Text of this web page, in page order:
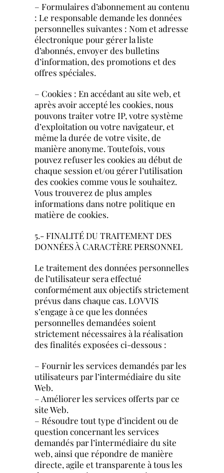
– Formulaires d’abonnement au contenu
: Le responsable demande les données
personnelles suivantes : Nom et adresse
électronique pour gérer la liste
d’abonnés, envoyer des bulletins
d’information, des promotions et des
offres spéciales.
– Cookies : En accédant au site web, et
après avoir accepté les cookies, nous
pouvons traiter votre IP, votre système
d’exploitation ou votre navigateur, et
même la durée de votre visite, de
manière anonyme. Toutefois, vous
pouvez refuser les cookies au début de
chaque session et/ou gérer l’utilisation
des cookies comme vous le souhaitez.
Vous trouverez de plus amples
informations dans notre politique en
matière de cookies.
5.- FINALITÉ DU TRAITEMENT DES
DONNÉES À CARACTÈRE PERSONNEL
Le traitement des données personnelles
de l’utilisateur sera effectué
conformément aux objectifs strictement
prévus dans chaque cas. LOVVIS
s’engage à ce que les données
personnelles demandées soient
strictement nécessaires à la réalisation
des finalités exposées ci-dessous :
– Fournir les services demandés par les
utilisateurs par l’intermédiaire du site
Web.
– Améliorer les services offerts par ce
site Web.
– Résoudre tout type d’incident ou de
question concernant les services
demandés par l’intermédiaire du site
web, ainsi que répondre de manière
directe, agile et transparente à tous les